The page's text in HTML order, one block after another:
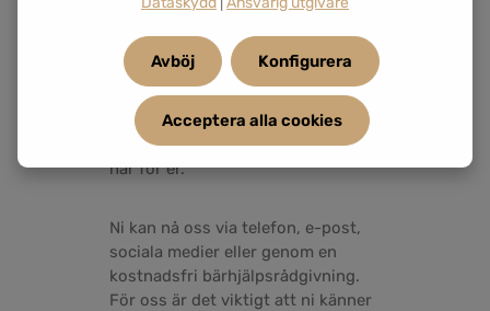
Vi finns här för att stötta er när
vardagen känns rörig, tröttsam
eller lite för mycket. Oavsett om ni
har frågor, känner er osäkra eller
bara behöver ett litet tips – vi finns
här för er.
Ni kan nå oss via telefon, e-post,
sociala medier eller genom en
kostnadsfri bärhjälpsrådgivning.
För oss är det viktigt att ni känner
Avböj Konfigurera
Acceptera alla cookies